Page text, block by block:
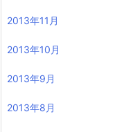
2013年11月
2013年10月
2013年9月
2013年8月